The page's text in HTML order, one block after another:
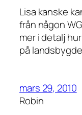
Lisa kanske
från någon
mer i detalj
på
mars 29, 2010
Robin